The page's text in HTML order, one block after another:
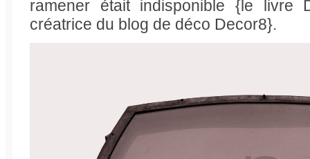
ramener était indisponible {le livre
créatrice du blog de déco Decor8}.